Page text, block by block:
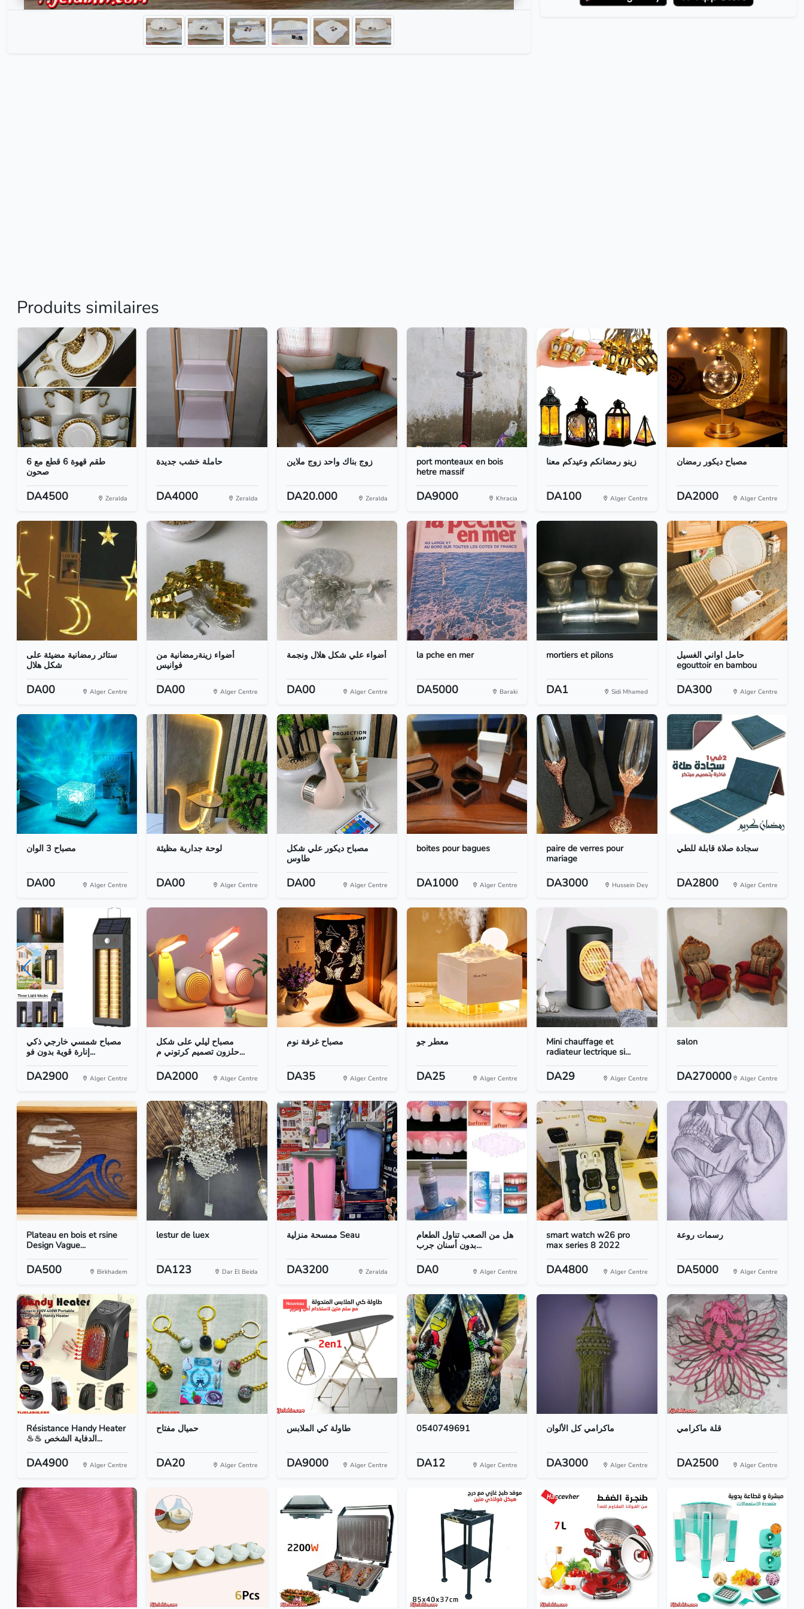
Produits similaires
طقم قهوة 6 قطع مع 6
صحون
DA4500 Zeralda
حاملة خشب جديدة
DA4000 Zeralda
زوج بناك واحد زوج ملاين
DA20.000 Zeralda
port monteaux en bois
hetre massif
DA9000 Khracia
زينو رمضانكم وعيدكم معنا
DA100 Alger Centre
مصباح ديكور رمضان
DA2000 Alger Centre
ستائر رمضانية مضيئة على
شكل هلال
DA00 Alger Centre
أضواء زينةرمضانية من
فوانيس
DA00 Alger Centre
أضواء علي شكل هلال ونجمة
DA00 Alger Centre
la pche en mer
DA5000 Baraki
mortiers et pilons
DA1 Sidi Mhamed
حامل اواني الغسيل
egouttoir en bambou
DA300 Alger Centre
مصباح 3 الوان
DA00 Alger Centre
لوحة جدارية مظيئة
DA00 Alger Centre
مصباح ديكور علي شكل
طاوس
DA00 Alger Centre
boites pour bagues
DA1000 Alger Centre
paire de verres pour
mariage
DA3000 Hussein Dey
سجادة صلاة قابلة للطي
DA2800 Alger Centre
مصباح شمسي خارجي ذكي
إنارة قوية بدون فو...
DA2900 Alger Centre
مصباح ليلي على شكل
حلزون تصميم كرتوني م...
DA2000 Alger Centre
مصباح غرفة نوم
DA35 Alger Centre
معطر جو
DA25 Alger Centre
Mini chauffage et
radiateur lectrique si...
DA29 Alger Centre
salon
DA270000 Alger Centre
Plateau en bois et rsine
Design Vague...
DA500 Birkhadem
lestur de luex
DA123 Dar El Beida
ممسحة منزلية Seau
DA3200 Zeralda
هل من الصعب تناول الطعام
بدون أسنان جرب...
DA0 Alger Centre
smart watch w26 pro
max series 8 2022
DA4800 Alger Centre
رسمات روعة
DA5000 Alger Centre
Résistance Handy Heater
♨♨ الدفاية الشخص...
DA4900 Alger Centre
حميال مفتاح
DA20 Alger Centre
طاولة كي الملابس
DA9000 Alger Centre
0540749691
DA12 Alger Centre
ماكرامي كل الألوان
DA3000 Alger Centre
قلة ماكرامي
DA2500 Alger Centre